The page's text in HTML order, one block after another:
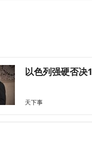
以色列强硬否决
天下事